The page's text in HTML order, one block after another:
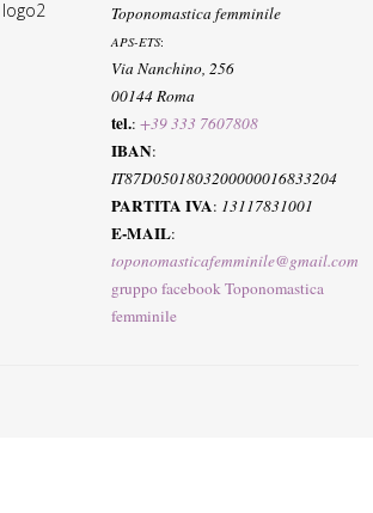
Toponomastica femminile
APS-ETS:
Via Nanchino, 256
00144 Roma
tel.:+39 333 7607808
IBAN:
IT87D0501803200000016833204
PARTITA IVA: 13117831001
E-MAIL:
toponomasticafemminile@gmail.com
gruppo facebook Toponomastica
femminile